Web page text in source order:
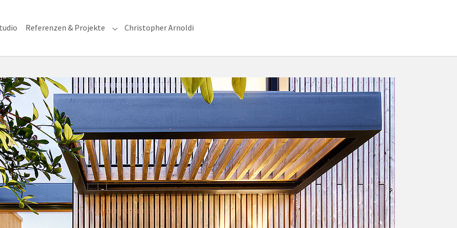
for "Fotografie"
Referenzen & Projekte Submenu for "Referenzen & Projekte"
Christopher Arnoldi